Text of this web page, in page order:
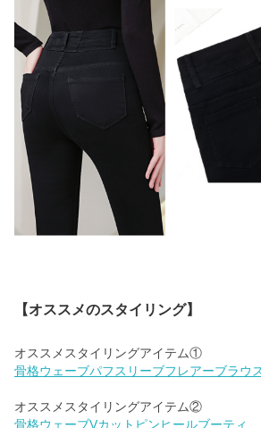
【オススメのスタイリング】
骨格ウェーブパフスリーブフレアーブラウ
骨格ウェーブVカットピンヒールブーティ